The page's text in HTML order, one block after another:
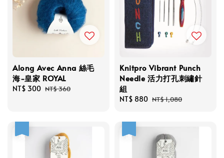
Along Avec Anna 絲毛
海-皇家 ROYAL
Sale
NT$ 300 Regular
NT$ 360
Knitpro Vibrant Punch
Needle 活力打孔刺繡針
組
Sale
NT$ 880 Regular
NT$ 1,080